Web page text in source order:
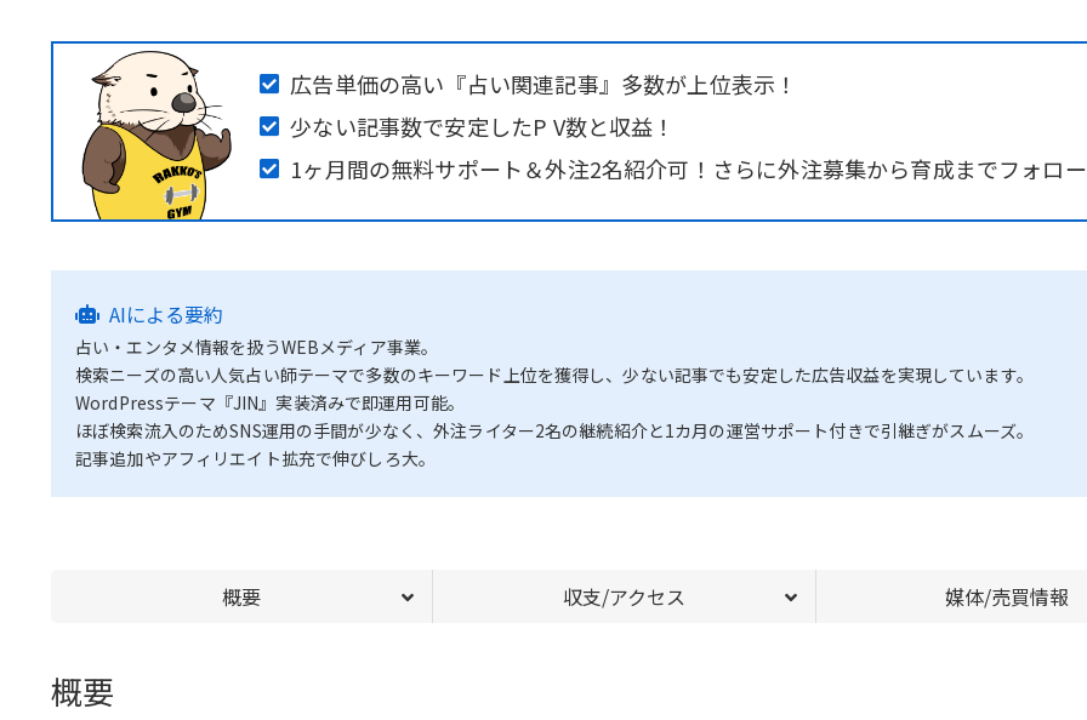
広告単価の高い『占い関連記事』多数が上位表示！
少ない記事数で安定したP V数と収益！
1ヶ月間の無料サポート＆外注2名紹介可！さらに外注募集から育成までフォロー
AIによる要約
占い・エンタメ情報を扱うWEBメディア事業。
検索ニーズの高い人気占い師テーマで多数のキーワード上位を獲得し、少ない記事でも安定した広告収益を実現しています。
WordPressテーマ『JIN』実装済みで即運用可能。
ほぼ検索流入のためSNS運用の手間が少なく、外注ライター2名の継続紹介と1カ月の運営サポート付きで引継ぎがスムーズ。
記事追加やアフィリエイト拡充で伸びしろ大。
概要 収支/アクセス 媒体/売買情報
概要